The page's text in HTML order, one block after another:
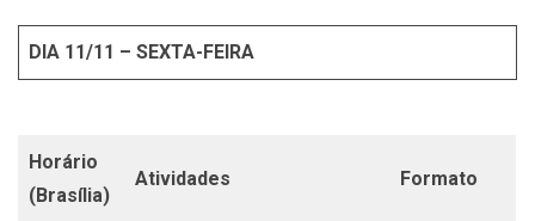
DIA 11/11 – SEXTA-FEIRA
Horário
(Brasília)
Atividades Formato